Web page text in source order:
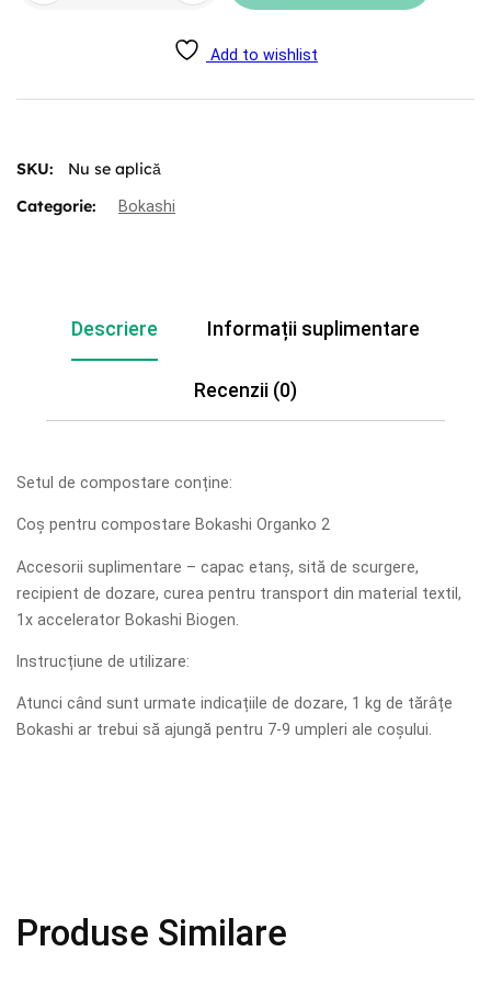
Add to wishlist
SKU:
Nu se aplică
Categorie:
Bokashi
Descriere Informații suplimentare
Recenzii (0)
Setul de compostare conține:
Coș pentru compostare Bokashi Organko 2
Accesorii suplimentare – capac etanș, sită de scurgere,
recipient de dozare, curea pentru transport din material textil,
1x accelerator Bokashi Biogen.
Instrucțiune de utilizare:
Atunci când sunt urmate indicațiile de dozare, 1 kg de tărâțe
Bokashi ar trebui să ajungă pentru 7-9 umpleri ale coșului.
Produse Similare